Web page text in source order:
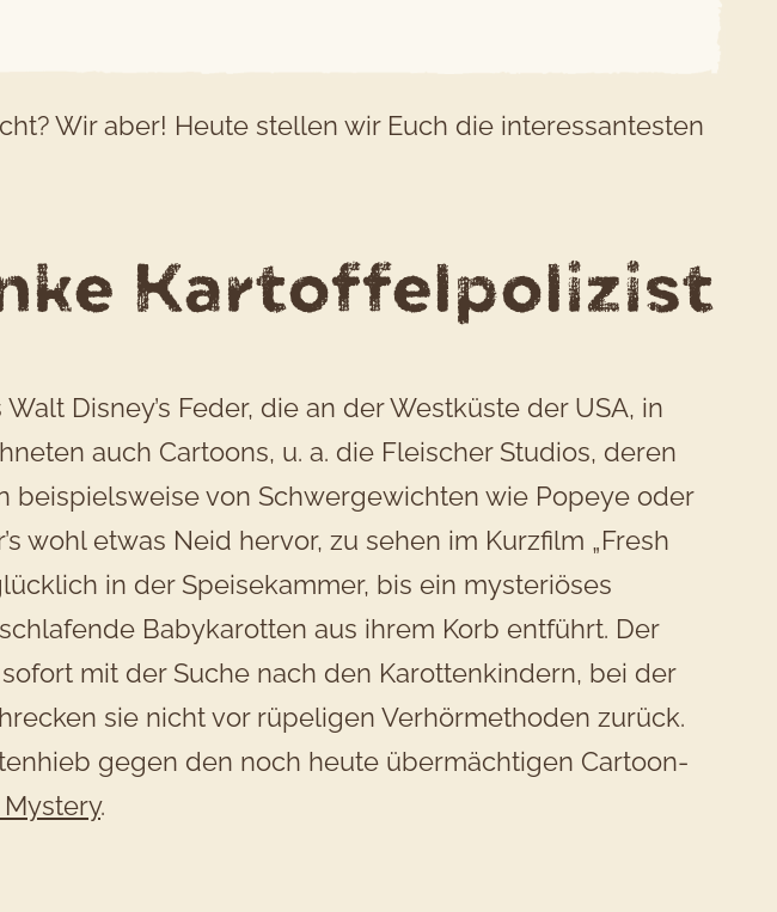
Wir aber! Heute stellen wir Euch die interessantesten
Kartoffelpolizist
Disney’s Feder, die an der Westküste der USA, in
auch Cartoons, u. a. die Fleischer Studios, deren
beispielsweise von Schwergewichten wie Popeye oder
wohl etwas Neid hervor, zu sehen im Kurzfilm „Fresh
in der Speisekammer, bis ein mysteriöses
Babykarotten aus ihrem Korb entführt. Der
mit der Suche nach den Karottenkindern, bei der
sie nicht vor rüpeligen Verhörmethoden zurück.
gegen den noch heute übermächtigen Cartoon-
.